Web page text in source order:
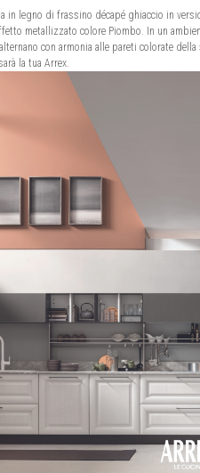
in legno di frassino décapé ghiaccio in
metallizzato colore Piombo. In un
con armonia alle pareti colorate della
la tua Arrex.